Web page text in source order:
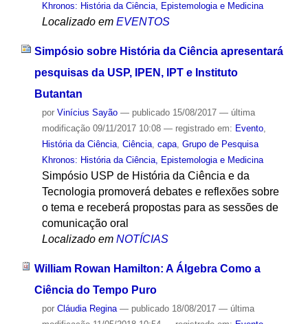
Khronos: História da Ciência, Epistemologia e Medicina
Localizado em EVENTOS
Simpósio sobre História da Ciência apresentará
pesquisas da USP, IPEN, IPT e Instituto
Butantan
por Vinícius Sayão — publicado15/08/2017 — última
modificação09/11/2017 10:08 — registrado em: Evento,
História da Ciência, Ciência, capa, Grupo de Pesquisa
Khronos: História da Ciência, Epistemologia e Medicina
Simpósio USP de História da Ciência e da
Tecnologia promoverá debates e reflexões sobre
o tema e receberá propostas para as sessões de
comunicação oral
Localizado em NOTÍCIAS
William Rowan Hamilton: A Álgebra Como a
Ciência do Tempo Puro
por Cláudia Regina — publicado18/08/2017 — última